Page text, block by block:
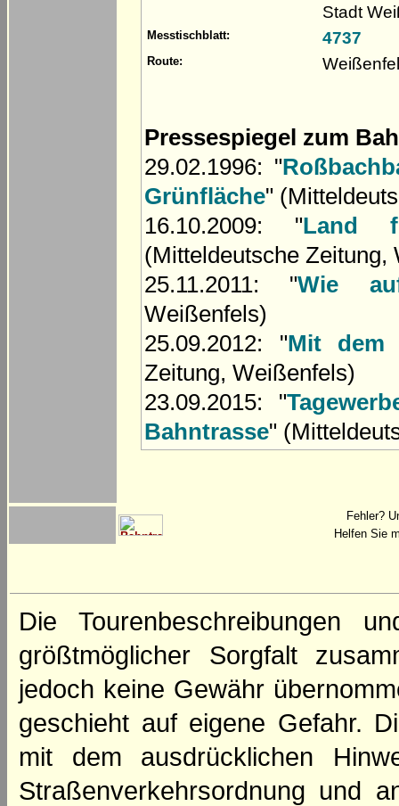
Stadt
Messtischblatt: 4737
Route:
Pressespiegel zum
29.02.1996: "
Grünfläche"
16.10.2009: "Land
(Mitteldeutsche Zeitung,
25.11.2011: "Wie
Weißenfels)
25.09.2012: "Mit dem
Zeitung, Weißenfels)
23.09.2015: "
Bahntrasse"
Fehler?
Helfen Sie
Die Tourenbeschreibungen
größtmöglicher Sorgfalt
jedoch keine Gewähr
geschieht auf eigene Gefahr.
mit dem ausdrücklichen
Straßenverkehrsordnung und